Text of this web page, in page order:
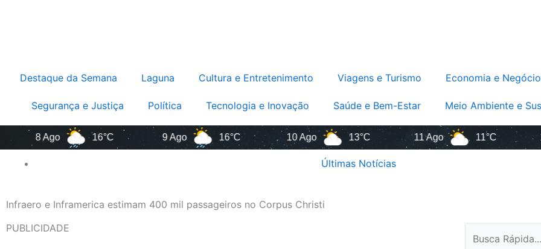
Destaque da Semana Laguna Cultura e Entretenimento Viagens e Turismo Economia e
Segurança e Justiça Política Tecnologia e Inovação Saúde e Bem-Estar Meio Ambiente e
16°C 9 Ago 16°C 10 Ago 13°C 11 Ago 11°C 12
Últimas Notícias
Infraero e Inframerica estimam 400 mil passageiros no Corpus Christi
PUBLICIDADE